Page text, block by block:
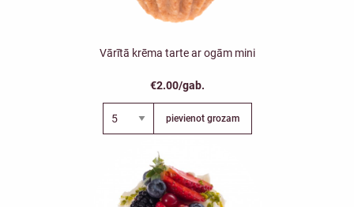
Vārītā krēma tarte ar ogām mini
€2.00/gab.
pievienot grozam